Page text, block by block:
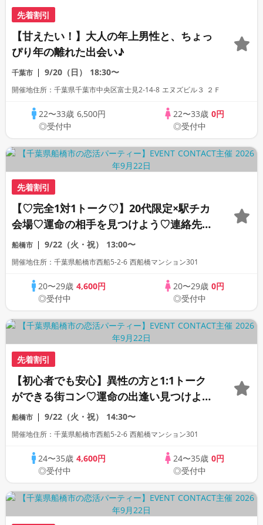
先着割引
【甘えたい！】大人の年上男性と、ちょっ
ぴり年の離れた出会い♪
千葉市 9/20（日） 18:30〜
開催地住所：千葉県千葉市中央区富士見2-14-8 エヌズビル３ ２Ｆ
22〜33歳 6,500円
◎受付中
22〜33歳 0円
◎受付中
先着割引
【♡完全1対1トーク♡】20代限定×駅チカ
会場♡運命の相手を見つけよう♡連絡先交
換自由
船橋市 9/22（火・祝） 13:00〜
開催地住所：千葉県船橋市西船5-2-6 西船橋マンション301
20〜29歳4,600円
◎受付中
20〜29歳 0円
◎受付中
先着割引
【初心者でも安心】異性の方と1:1トーク
ができる街コン♡運命の出逢い見つけよう
♡《連絡先自由交換》
船橋市 9/22（火・祝） 14:30〜
開催地住所：千葉県船橋市西船5-2-6 西船橋マンション301
24〜35歳4,600円
◎受付中
24〜35歳 0円
◎受付中